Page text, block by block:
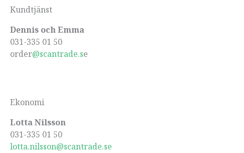
Kundtjänst
Dennis och Emma
031-335 01 50
order@scantrade.se
Ekonomi
Lotta Nilsson
031-335 01 50
lotta.nilsson@scantrade.se